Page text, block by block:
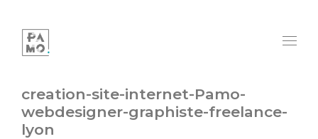
creation-site-internet-Pamo-
webdesigner-graphiste-freelance-
lyon